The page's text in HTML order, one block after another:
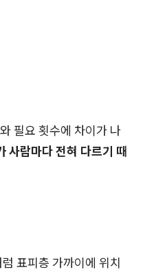
필요 횟수에 차이가 나
사람마다 전혀 다르기 때
표피층 가까이에 위치